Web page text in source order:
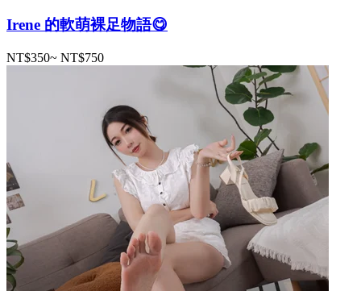
Irene 的軟萌裸足物語😋
NT$350~ NT$750